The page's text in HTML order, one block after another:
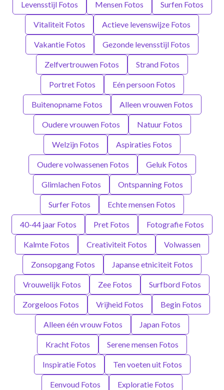
Levensstijl Fotos Mensen Fotos Surfen Fotos
Vitaliteit Fotos Actieve levenswijze Fotos
Vakantie Fotos Gezonde levensstijl Fotos
Zelfvertrouwen Fotos Strand Fotos
Portret Fotos Eén persoon Fotos
Buitenopname Fotos Alleen vrouwen Fotos
Oudere vrouwen Fotos Natuur Fotos
Welzijn Fotos Aspiraties Fotos
Oudere volwassenen Fotos Geluk Fotos
Glimlachen Fotos Ontspanning Fotos
Surfer Fotos Echte mensen Fotos
40-44 jaar Fotos Pret Fotos Fotografie Fotos
Kalmte Fotos Creativiteit Fotos Volwassen
Zonsopgang Fotos Japanse etniciteit Fotos
Vrouwelijk Fotos Zee Fotos Surfbord Fotos
Zorgeloos Fotos Vrijheid Fotos Begin Fotos
Alleen één vrouw Fotos Japan Fotos
Kracht Fotos Serene mensen Fotos
Inspiratie Fotos Ten voeten uit Fotos
Eenvoud Fotos Exploratie Fotos